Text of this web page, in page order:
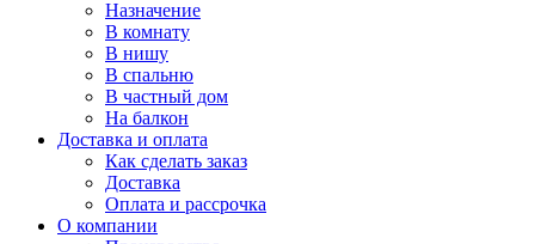
Назначение
В комнату
В нишу
В спальню
В частный дом
На балкон
Доставка и оплата
Как сделать заказ
Доставка
Оплата и рассрочка
О компании